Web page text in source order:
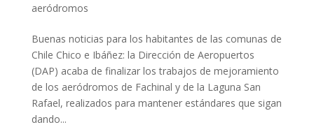
aeródromos
Buenas noticias para los habitantes de las comunas de
Chile Chico e Ibáñez: la Dirección de Aeropuertos
(DAP) acaba de finalizar los trabajos de mejoramiento
de los aeródromos de Fachinal y de la Laguna San
Rafael, realizados para mantener estándares que sigan
dando...